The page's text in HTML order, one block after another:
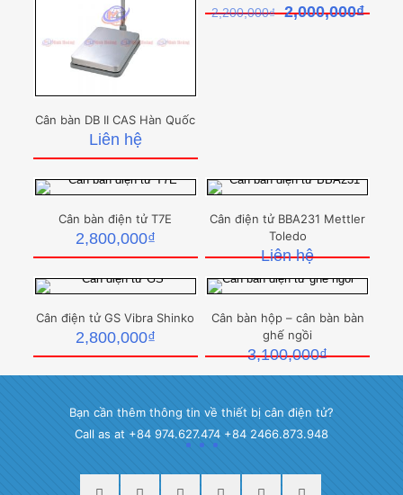
Cân bàn DB II CAS Hàn Quốc
Liên hệ
2,200,000₫ Giá
2,000,000₫Giá
Cân bàn điện tử T7E
2,800,000₫
Cân điện tử BBA231 Mettler
Toledo
Liên hệ
Cân điện tử GS Vibra Shinko
2,800,000₫
Cân bàn hộp – cân bàn bàn
ghế ngồi
3,100,000₫
Bạn cần thêm thông tin về thiết bị cân điện tử?
Call as at +84 974.627.474 +84 2466.873.948